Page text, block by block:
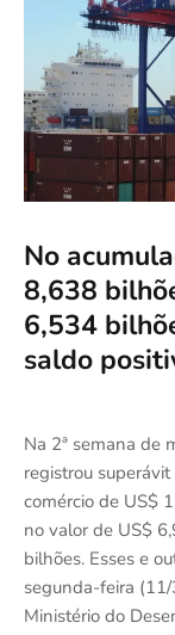
No
8,638
6,534
saldo
Na 2ª semana de
registrou
comércio de US$
no valor de US$
bilhões. Esses e
segunda-feira
Ministério do